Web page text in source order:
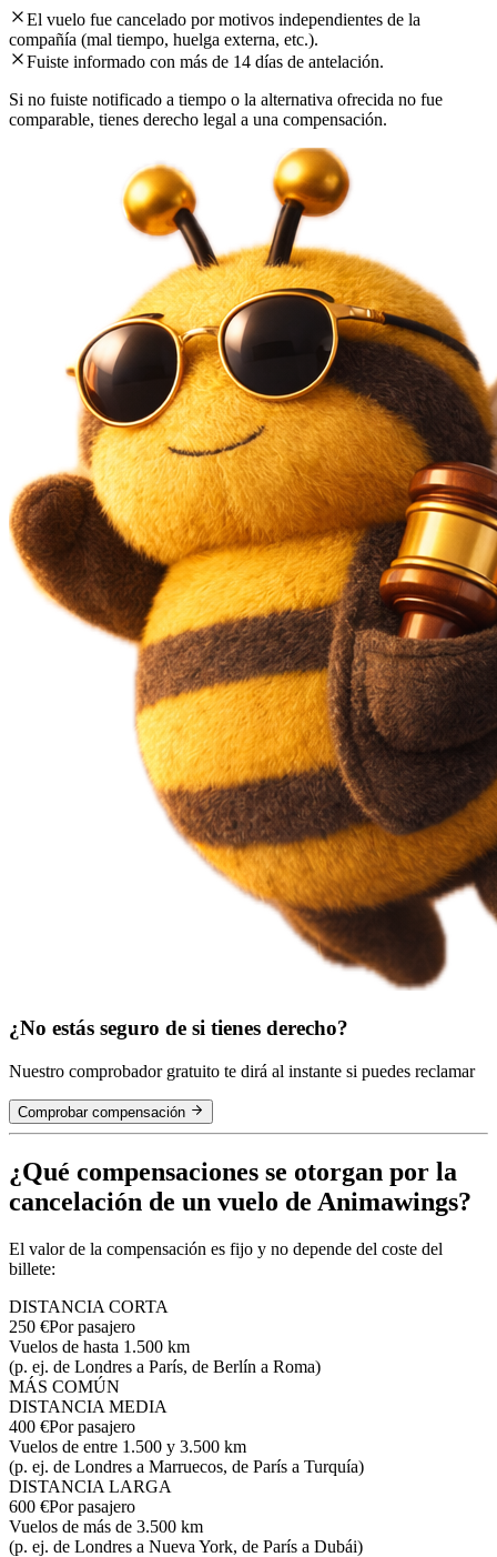
El vuelo fue cancelado por motivos independientes de la
compañía (mal tiempo, huelga externa, etc.).
Fuiste informado con más de 14 días de antelación.
Si no fuiste notificado a tiempo o la alternativa ofrecida no fue
comparable, tienes derecho legal a una compensación.
¿No estás seguro de si tienes derecho?
Nuestro comprobador gratuito te dirá al instante si puedes reclamar
Comprobar compensación
¿Qué compensaciones se otorgan por la
cancelación de un vuelo de Animawings?
El valor de la compensación es fijo y no depende del coste del
billete:
DISTANCIA CORTA
250 €Por pasajero
Vuelos de hasta 1.500 km
(p. ej. de Londres a París, de Berlín a Roma)
MÁS COMÚN
DISTANCIA MEDIA
400 €Por pasajero
Vuelos de entre 1.500 y 3.500 km
(p. ej. de Londres a Marruecos, de París a Turquía)
DISTANCIA LARGA
600 €Por pasajero
Vuelos de más de 3.500 km
(p. ej. de Londres a Nueva York, de París a Dubái)